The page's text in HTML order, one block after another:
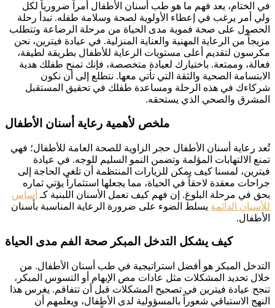
في الختام، يعد فهم ما هو طب أسنان الأطفال أمراً ضرورياً لكل
ولي أمر يرغب في إعطاء الأولوية لصحة وسلامة طفله. تبدأ رحلة
الحصول على صحة فموية مدى الحياة من مرحلة الرضاعة وتتطلب
مزيجاً من الرعاية المهنية والعناية المنزلية. في عيادة فيترين، نحن
مكرسون لتقديم أعلى مستويات الرعاية للأطفال بطريقة لطيفة،
فعالة، وممتعة. باختيارك لعيادة متخصصة، فإنك تمنح طفلك هدية
الابتسامة الصحية والثقة التي تأتي معها. نتطلع إلى أن نكون
شركاءك في هذه الرحلة ومساعدة طفلك في تحقيق المستقبل
المشرق والصحي الذي يستحقه.
ملخص لأهمية رعاية أسنان الأطفال
تُعد رعاية أسنان الأطفال حجر الزاوية للصحة العامة للأطفال؛ فهي
تمنع الالتهابات المؤلمة وتضمن النمو السليم للوجه. في عيادة
فيترين، لمسنا كيف يمكن للزيارات المنتظمة أن تلغي الحاجة إلى
جراحات معقدة لاحقاً في الحياة، مما يجعلها استثماراً يؤتي ثماره
بحق في مرحلة البلوغ. إن فهم كيف تعمل الأسنان اللبنية كـ أساس
للأسنان الدائمة يسلط الضوء على ضرورة الرعاية المناسبة بأسنان
الأطفال.
كيف يشكل التدخل المبكر صحة الفم مدى الحياة
التدخل المبكر هو أفضل استراتيجية في طب أسنان الأطفال. من
خلال تحديد المشكلات مثل عادات مص الإبهام أو التسوس المبكر،
تنجح عيادة فيترين في تصحيح المشكلات قبل أن تتفاقم. يغرس هذا
النهج الاستباقي شعوراً بالمسؤولية لدى الأطفال، ويعلمهم أن